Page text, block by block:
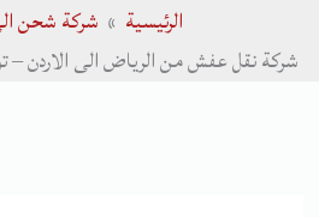
الرئيسية
شركة شحن
شركة نقل عفش من الرياض الى الاردن –